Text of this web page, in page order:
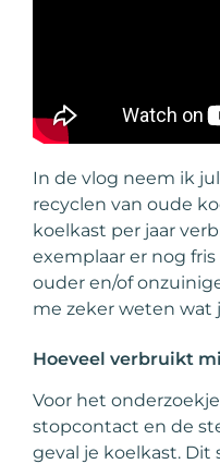
In de vlog neem ik
recyclen van oude
koelkast per jaar
exemplaar er nog
ouder en/of
me zeker weten wat
Hoeveel verbruikt
Voor het
stopcontact en de
geval je koelkast.